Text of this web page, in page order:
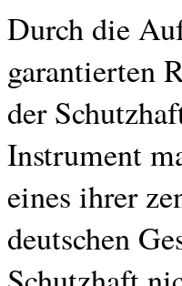
Durch die
garantierten
der
Instrument
eines ihrer
deutschen